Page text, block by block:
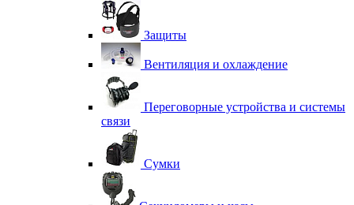
Защиты
Вентиляция и охлаждение
Переговорные устройства и системы
связи
Сумки